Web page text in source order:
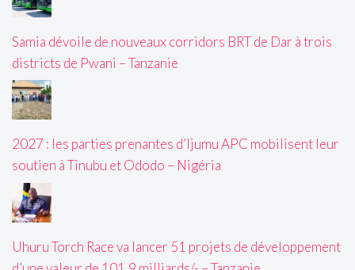
Samia dévoile de nouveaux corridors BRT de Dar à trois
districts de Pwani – Tanzanie
2027 : les parties prenantes d’Ijumu APC mobilisent leur
soutien à Tinubu et Ododo – Nigéria
Uhuru Torch Race va lancer 51 projets de développement